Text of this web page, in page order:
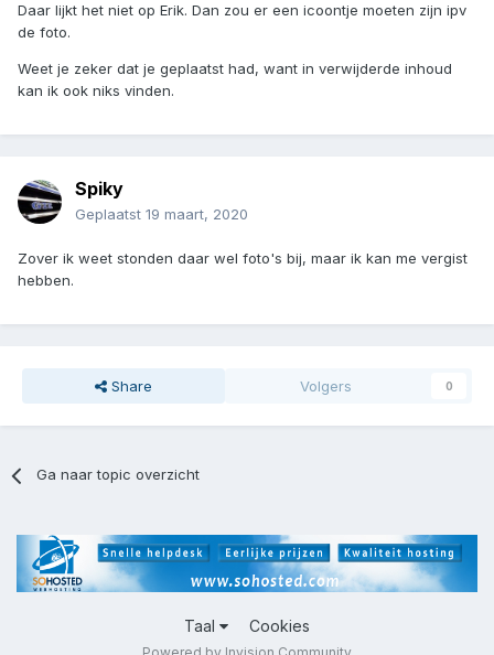
Daar lijkt het niet op Erik. Dan zou er een icoontje moeten zijn ipv
de foto.
Weet je zeker dat je geplaatst had, want in verwijderde inhoud
kan ik ook niks vinden.
Spiky
Geplaatst 19 maart, 2020
Zover ik weet stonden daar wel foto's bij, maar ik kan me vergist
hebben.
Share Volgers 0
Ga naar topic overzicht
Taal Cookies